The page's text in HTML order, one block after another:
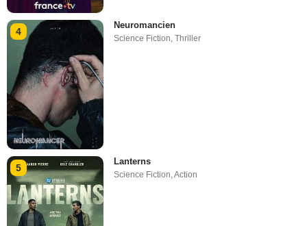
4
Neuromancien
Science Fiction,Thriller
5
Lanterns
Science Fiction ,Action